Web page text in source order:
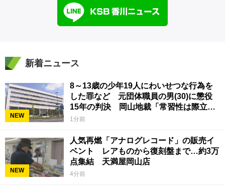
新着ニュース
NEW
8～13歳の少年19人にわいせつな行為を
した罪など 元団体職員の男(30)に懲役
15年の判決 岡山地裁「常習性は際立っ
ていて被害結果も非常に重い」
1分前
NEW
人気再燃「アナログレコード」の販売イ
ベント レアものから復刻盤まで…約3万
点集結 天満屋岡山店
4分前